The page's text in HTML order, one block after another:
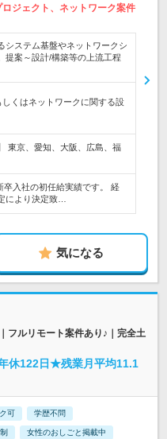
ジェクト、ネットワーク案件
システム基盤やネットワークシ
提案～設計/構築等の上流工程
くはネットワークに関する設
東京、愛知、大阪、広島、福
入社の初任給実績です。 経
により決定致…
気になる
フルリモート案件あり♪｜完全土
休122日★残業月平均11.1
可 学歴不問
女性のおしごと掲載中